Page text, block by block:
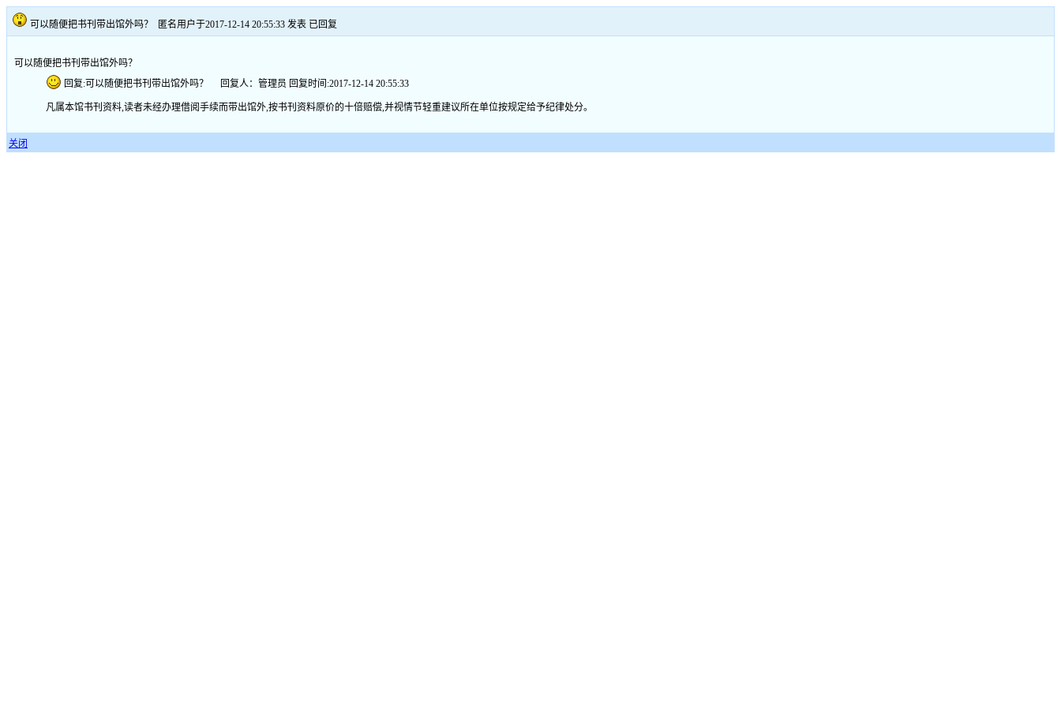
可以随便把书刊带出馆外吗？ 匿名用户于2017-12-14 20:55:33 发表 已回复
可以随便把书刊带出馆外吗？
回复:可以随便把书刊带出馆外吗？ 回复人：管理员 回复时间:2017-12-14 20:55:33
凡属本馆书刊资料,读者未经办理借阅手续而带出馆外,按书刊资料原价的十倍赔偿,并视情节轻重建议所在单位按规定给予纪律处分。
关闭